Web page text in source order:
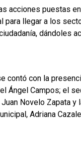
acciones puestas
para llegar a los
dándoles
contó con la
Ángel Campos; el
Novelo Zapata y
Adriana